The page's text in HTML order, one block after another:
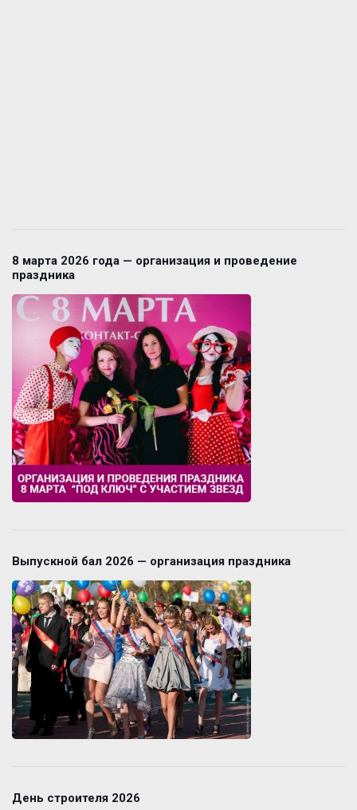
8 марта 2026 года — организация и проведение
праздника
Выпускной бал 2026 — организация праздника
День строителя 2026